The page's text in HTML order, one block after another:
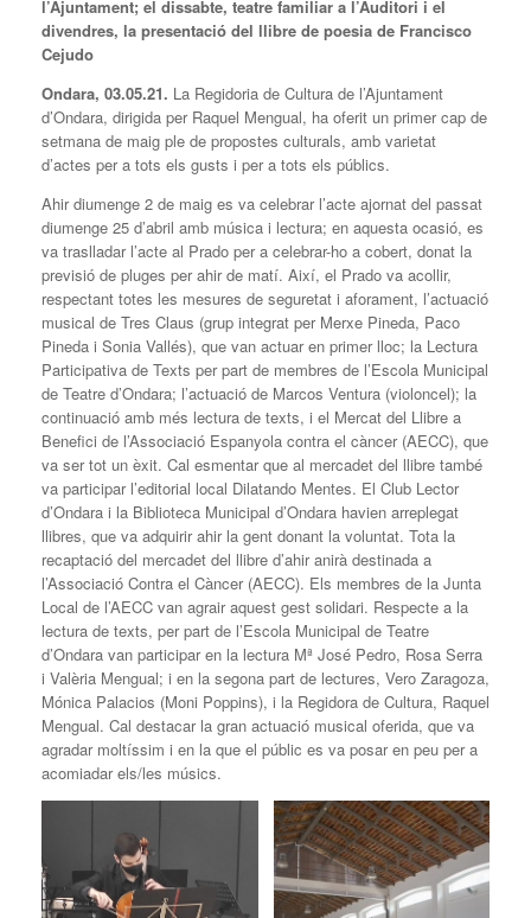
l’Ajuntament; el dissabte, teatre familiar a l’Auditori i el
divendres, la presentació del llibre de poesia de Francisco
Cejudo
Ondara, 03.05.21. La Regidoria de Cultura de l’Ajuntament
d’Ondara, dirigida per Raquel Mengual, ha oferit un primer cap de
setmana de maig ple de propostes culturals, amb varietat
d’actes per a tots els gusts i per a tots els públics.
Ahir diumenge 2 de maig es va celebrar l’acte ajornat del passat
diumenge 25 d’abril amb música i lectura; en aquesta ocasió, es
va traslladar l’acte al Prado per a celebrar-ho a cobert, donat la
previsió de pluges per ahir de matí. Així, el Prado va acollir,
respectant totes les mesures de seguretat i aforament, l’actuació
musical de Tres Claus (grup integrat per Merxe Pineda, Paco
Pineda i Sonia Vallés), que van actuar en primer lloc; la Lectura
Participativa de Texts per part de membres de l’Escola Municipal
de Teatre d’Ondara; l’actuació de Marcos Ventura (violoncel); la
continuació amb més lectura de texts, i el Mercat del Llibre a
Benefici de l’Associació Espanyola contra el càncer (AECC), que
va ser tot un èxit. Cal esmentar que al mercadet del llibre també
va participar l’editorial local Dilatando Mentes. El Club Lector
d’Ondara i la Biblioteca Municipal d’Ondara havien arreplegat
llibres, que va adquirir ahir la gent donant la voluntat. Tota la
recaptació del mercadet del llibre d’ahir anirà destinada a
l’Associació Contra el Càncer (AECC). Els membres de la Junta
Local de l’AECC van agrair aquest gest solidari. Respecte a la
lectura de texts, per part de l’Escola Municipal de Teatre
d’Ondara van participar en la lectura Mª José Pedro, Rosa Serra
i Valèria Mengual; i en la segona part de lectures, Vero Zaragoza,
Mónica Palacios (Moni Poppins), i la Regidora de Cultura, Raquel
Mengual. Cal destacar la gran actuació musical oferida, que va
agradar moltíssim i en la que el públic es va posar en peu per a
acomiadar els/les músics.